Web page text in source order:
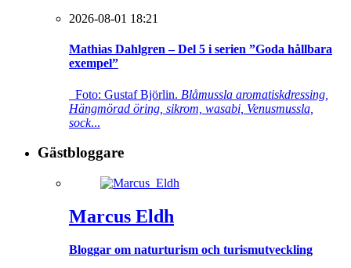
2026-08-01 18:21
Mathias Dahlgren – Del 5 i serien ”Goda hållbara
exempel”
Foto: Gustaf Björlin. Blåmussla aromatiskdressing,
Hängmörad öring, sikrom, wasabi, Venusmussla,
sock...
Gästbloggare
Marcus Eldh
Bloggar om naturturism och turismutveckling